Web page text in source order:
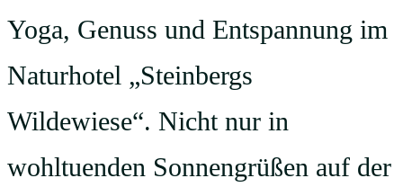
Yoga, Genuss und Entspannung im
Naturhotel „Steinbergs
Wildewiese“. Nicht nur in
wohltuenden Sonnengrüßen auf der